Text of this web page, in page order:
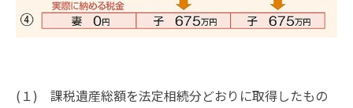
(１) 課税遺産総額を法定相続分どおりに取得したもの